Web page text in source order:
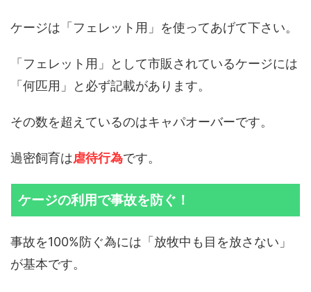
ケージは「フェレット用」を使ってあげて下さい。
「フェレット用」として市販されているケージには
「何匹用」と必ず記載があります。
その数を超えているのはキャパオーバーです。
過密飼育は虐待行為です。
ケージの利用で事故を防ぐ！
事故を100%防ぐ為には「放牧中も目を放さない」
が基本です。